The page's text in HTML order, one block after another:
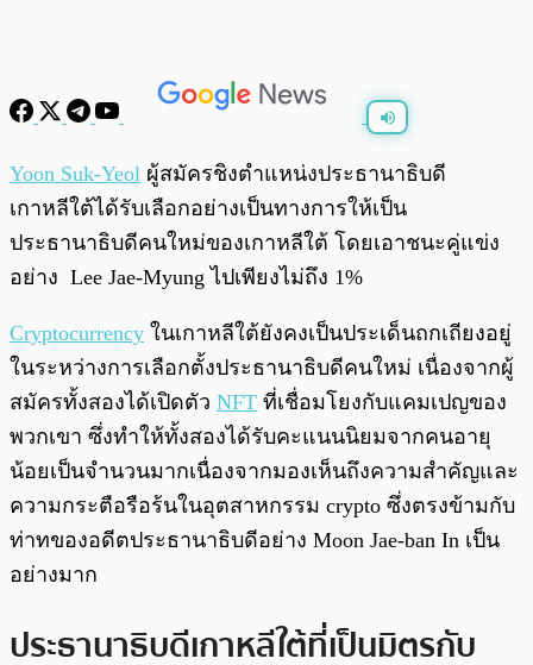
0:00 /
Yoon Suk-Yeol ผู้สมัครชิงตำแหน่งประธานาธิบดี
เกาหลีใต้ได้รับเลือกอย่างเป็นทางการให้เป็น
ประธานาธิบดีคนใหม่ของเกาหลีใต้ โดยเอาชนะคู่แข่ง
อย่าง Lee Jae-Myung ไปเพียงไม่ถึง 1%
Cryptocurrency ในเกาหลีใต้ยังคงเป็นประเด็นถกเถียงอยู่
ในระหว่างการเลือกตั้งประธานาธิบดีคนใหม่ เนื่องจากผู้
สมัครทั้งสองได้เปิดตัว NFT ที่เชื่อมโยงกับแคมเปญของ
พวกเขา ซึ่งทำให้ทั้งสองได้รับคะแนนนิยมจากคนอายุ
น้อยเป็นจำนวนมากเนื่องจากมองเห็นถึงความสำคัญและ
ความกระตือรือร้นในอุตสาหกรรม crypto ซึ่งตรงข้ามกับ
ท่าทของอดีตประธานาธิบดีอย่าง Moon Jae-ban In เป็น
อย่างมาก
ประธานาธิบดีเกาหลีใต้ที่เป็นมิตรกับ